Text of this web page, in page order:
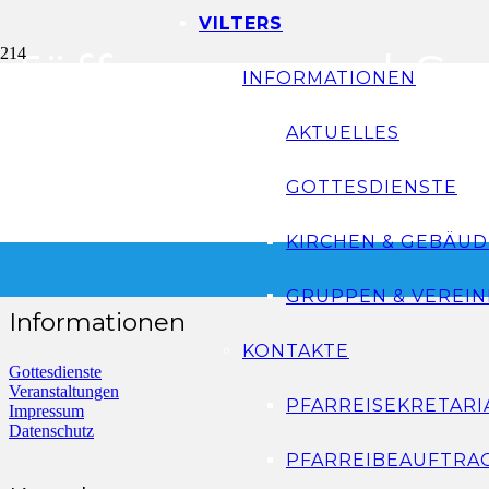
VILTERS
INFORMATIONEN
AKTUELLES
GOTTESDIENSTE
KIRCHEN &
GRUPPEN &
KONTAKTE
Töffsegnung |
Töffsegnung auf Kirchplatz Sargans, Sonntag, 23. April 2023
Informationen
Gottesdienste
Veranstaltungen
Impressum
Datenschutz